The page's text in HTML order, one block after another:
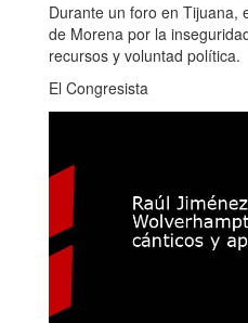
Durante un foro en Tijuana,
de Morena por la
recursos y voluntad política.
El Congresista